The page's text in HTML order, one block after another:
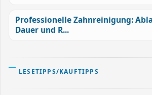
Professionelle Zahnreinigung:
Dauer und R...
LESETIPPS/KAUFTIPPS